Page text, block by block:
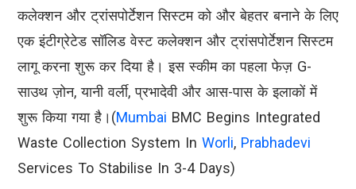
कलेक्शन और ट्रांसपोर्टेशन सिस्टम को और बेहतर बनाने के लिए
एक इंटीग्रेटेड सॉलिड वेस्ट कलेक्शन और ट्रांसपोर्टेशन सिस्टम
लागू करना शुरू कर दिया है। इस स्कीम का पहला फेज़ G-
साउथ ज़ोन, यानी वर्ली, प्रभादेवी और आस-पास के इलाकों में
शुरू किया गया है।(Mumbai BMC Begins Integrated
Waste Collection System In Worli, Prabhadevi
Services To Stabilise In 3-4 Days)